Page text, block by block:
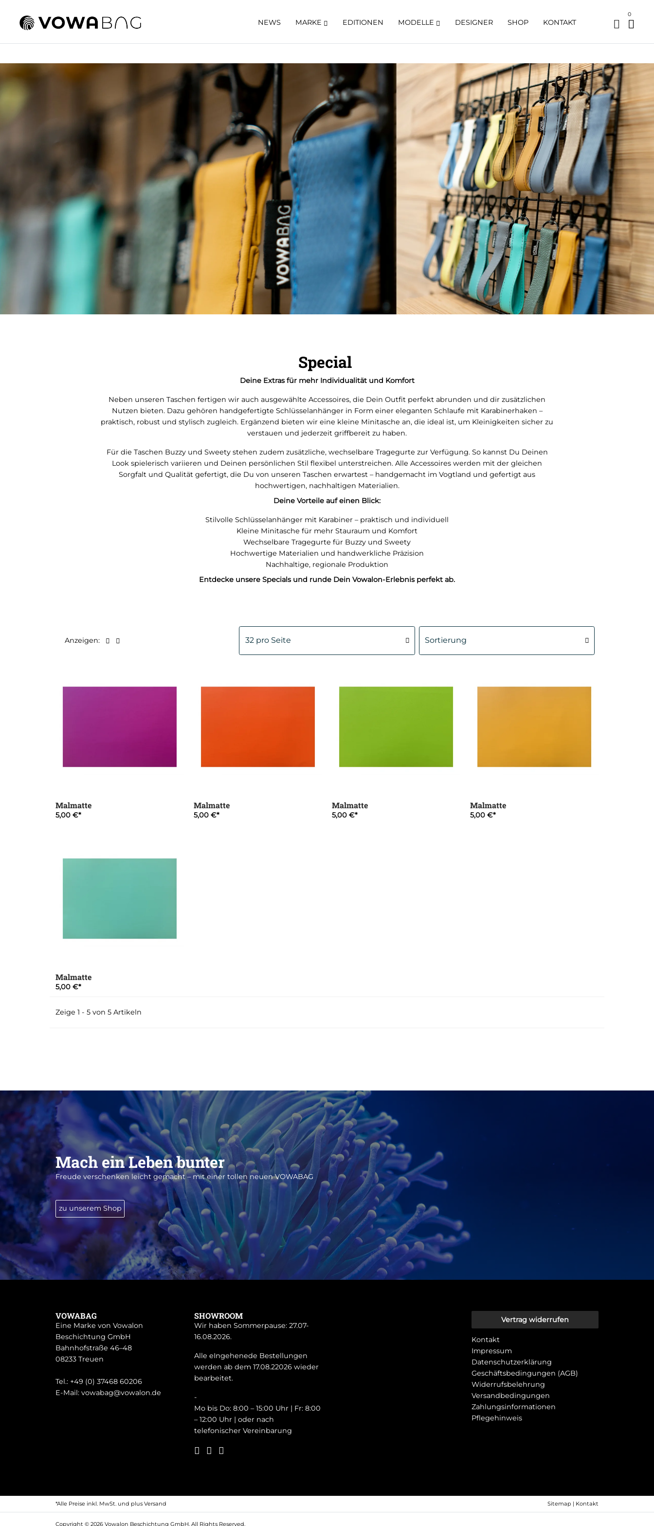
NEWS MARKE EDITIONEN MODELLE DESIGNER SHOP KONTAKT
0
Special
Deine Extras für mehr Individualität und Komfort
Neben unseren Taschen fertigen wir auch ausgewählte Accessoires, die Dein Outfit perfekt abrunden und dir zusätzlichen
Nutzen bieten. Dazu gehören handgefertigte Schlüsselanhänger in Form einer eleganten Schlaufe mit Karabinerhaken –
praktisch, robust und stylisch zugleich. Ergänzend bieten wir eine kleine Minitasche an, die ideal ist, um Kleinigkeiten sicher zu
verstauen und jederzeit griffbereit zu haben.
Für die Taschen Buzzy und Sweety stehen zudem zusätzliche, wechselbare Tragegurte zur Verfügung. So kannst Du Deinen
Look spielerisch variieren und Deinen persönlichen Stil flexibel unterstreichen. Alle Accessoires werden mit der gleichen
Sorgfalt und Qualität gefertigt, die Du von unseren Taschen erwartest – handgemacht im Vogtland und gefertigt aus
hochwertigen, nachhaltigen Materialien.
Deine Vorteile auf einen Blick:
Stilvolle Schlüsselanhänger mit Karabiner – praktisch und individuell
Kleine Minitasche für mehr Stauraum und Komfort
Wechselbare Tragegurte für Buzzy und Sweety
Hochwertige Materialien und handwerkliche Präzision
Nachhaltige, regionale Produktion
Entdecke unsere Specials und runde Dein Vowalon-Erlebnis perfekt ab.
Anzeigen:
Malmatte
5,00 €
Malmatte
5,00 €
Malmatte
5,00 €
Malmatte
5,00 €
Malmatte
5,00 €
Zeige 1 - 5 von 5 Artikeln
Mach ein Leben bunter
Freude verschenken leicht gemacht – mit einer tollen neuen VOWABAG
zu unserem Shop
VOWABAG
Eine Marke von Vowalon
Beschichtung GmbH
Bahnhofstraße 46–48
08233 Treuen
Tel.: +49 (0) 37468 60206
E-Mail: vowabag@vowalon.de
SHOWROOM
Wir haben Sommerpause: 27.07-
16.08.2026.
Alle eIngehenede Bestellungen
werden ab dem 17.08.22026 wieder
bearbeitet.
-
Mo bis Do: 8:00 – 15:00 Uhr | Fr: 8:00
– 12:00 Uhr | oder nach
telefonischer Vereinbarung
Vertrag widerrufen
Kontakt
Impressum
Datenschutzerklärung
Geschäftsbedingungen (AGB)
Widerrufsbelehrung
Versandbedingungen
Zahlungsinformationen
Pflegehinweis
*Alle Preise inkl. MwSt. und plus Versand Sitemap | Kontakt
Copyright © 2026 Vowalon Beschichtung GmbH. All Rights Reserved.